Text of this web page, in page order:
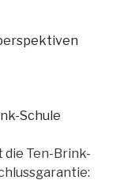
Schule
die Ten-Brink-